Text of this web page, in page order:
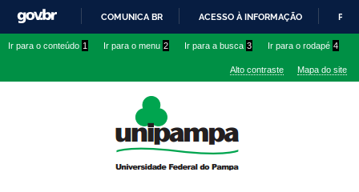
conteúdo
IR
O
COMUNICA BR ACESSO À INFORMAÇÃO
Ir para o conteúdo 1 Ir para o menu 2 Ir para a busca 3 Ir para o rodapé 4
Alto contraste Mapa do site